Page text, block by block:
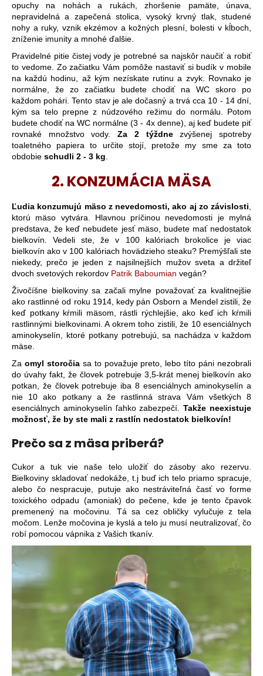
opuchy na nohách a rukách, zhoršenie pamäte, únava,
nepravidelná a zapečená stolica, vysoký krvný tlak, studené
nohy a ruky, vznik ekzémov a kožných plesní, bolesti v kĺboch,
zníženie imunity a mnohé ďalšie.
Pravidelné pitie čistej vody je potrebné sa najskôr naučiť a robiť
to vedome. Zo začiatku Vám pomôže nastaviť si budík v mobile
na každú hodinu, až kým nezískate rutinu a zvyk. Rovnako je
normálne, že zo začiatku budete chodiť na WC skoro po
každom pohári. Tento stav je ale dočasný a trvá cca 10 - 14 dní,
kým sa telo prepne z núdzového režimu do normálu. Potom
budete chodiť na WC normálne (3 - 4x denne), aj keď budete piť
rovnaké množstvo vody.Za 2 týždnezvýšenej spotreby
toaletného papiera to určite stojí, pretože my sme za toto
obdobie schudli 2 - 3 kg.
2. KONZUMÁCIA MÄSA
Ľudia konzumujú mäso z nevedomosti, ako aj zo závislosti
ktorú mäso vytvára. Hlavnou príčinou nevedomosti je mylná
predstava, že keď nebudete jesť mäso, budete mať nedostatok
bielkovín. Vedeli ste, že v 100 kalóriach brokolice je viac
bielkovín ako v 100 kalóriach hovädzieho steaku? Premýšľali ste
niekedy, prečo je jeden z najsilnejších mužov sveta a držiteľ
dvoch svetových rekordov Patrik Baboumian vegán?
Živočíšne bielkoviny sa začali mylne považovať za kvalitnejšie
ako rastlinné od roku 1914, kedy pán Osborn a Mendel zistili, že
keď potkany kŕmili mäsom, rástli rýchlejšie, ako keď ich kŕmili
rastlinnými bielkovinami. A okrem toho zistili, že 10 esenciálnych
aminokyselín, ktoré potkany potrebujú, sa nachádza v každom
mäse.
Za omyl storočiasa to považuje preto, lebo títo páni nezobrali
do úvahy fakt, že človek potrebuje 3,5-krát menej bielkovín ako
potkan, že človek potrebuje iba 8 esenciálnych aminokyselín a
nie 10 ako potkany a že rastlinná strava Vám všetkých 8
esenciálnych aminokyselín ľahko zabezpečí.Takže neexistuje
možnosť, že by ste mali z rastlín nedostatok bielkovín!
Prečo sa z mäsa priberá?
Cukor a tuk vie naše telo uložiť do zásoby ako rezervu.
Bielkoviny skladovať nedokáže, t.j buď ich telo priamo spracuje,
alebo čo nespracuje, putuje ako nestráviteľná časť vo forme
toxického odpadu (amoniak) do pečene, kde je tento čpavok
premenený na močovinu. Tá sa cez obličky vylučuje z tela
močom. Lenže močovina je kyslá a telo ju musí neutralizovať, čo
robí pomocou vápnika z Vašich tkanív.